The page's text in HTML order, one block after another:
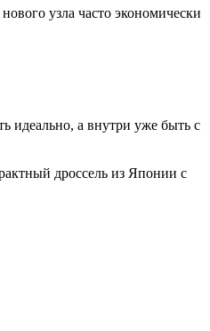
узла часто экономически
идеально, а внутри уже быть с
дроссель из Японии с